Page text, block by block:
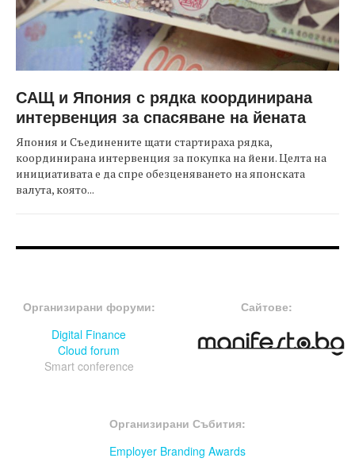
САЩ и Япония с рядка координирана
интервенция за спасяване на йената
Япония и Съединените щати стартираха рядка,
координирана интервенция за покупка на йени. Целта на
инициативата е да спре обезценяването на японската
валута, която...
Организирани форуми:
Digital Finance
Cloud forum
Smart conference
Сайтове:
Организирани Събития:
Employer Branding Awards